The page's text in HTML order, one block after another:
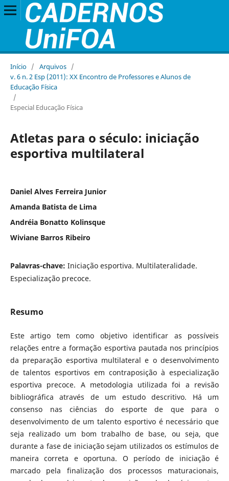
Início / Arquivos /
v. 6 n. 2 Esp (2011): XX Encontro de Professores e Alunos de
Educação Física
/
Especial Educação Física
Atletas para o século: iniciação
esportiva multilateral
Daniel Alves Ferreira Junior
Amanda Batista de Lima
Andréia Bonatto Kolinsque
Wiviane Barros Ribeiro
Palavras-chave: Iniciação esportiva. Multilateralidade.
Especialização precoce.
Resumo
Este artigo tem como objetivo identificar as possíveis
relações entre a formação esportiva pautada nos princípios
da preparação esportiva multilateral e o desenvolvimento
de talentos esportivos em contraposição à especialização
esportiva precoce. A metodologia utilizada foi a revisão
bibliográfica através de um estudo descritivo. Há um
consenso nas ciências do esporte de que para o
desenvolvimento de um talento esportivo é necessário que
seja realizado um bom trabalho de base, ou seja, que
durante a fase de iniciação sejam utilizados os estímulos de
maneira correta e oportuna. O período de iniciação é
marcado pela finalização dos processos maturacionais,